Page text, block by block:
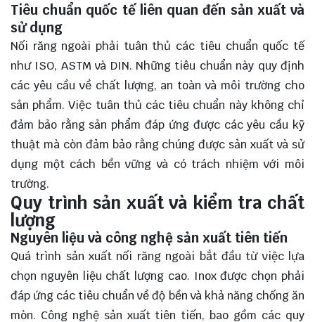
Tiêu chuẩn quốc tế liên quan đến sản xuất và
sử dụng
Nối răng ngoài phải tuân thủ các tiêu chuẩn quốc tế
như ISO, ASTM và DIN. Những tiêu chuẩn này quy định
các yêu cầu về chất lượng, an toàn và môi trường cho
sản phẩm. Việc tuân thủ các tiêu chuẩn này không chỉ
đảm bảo rằng sản phẩm đáp ứng được các yêu cầu kỹ
thuật mà còn đảm bảo rằng chúng được sản xuất và sử
dụng một cách bền vững và có trách nhiệm với môi
trường.
Quy trình sản xuất và kiểm tra chất
lượng
Nguyên liệu và công nghệ sản xuất tiên tiến
Quá trình sản xuất nối răng ngoài bắt đầu từ việc lựa
chọn nguyên liệu chất lượng cao. Inox được chọn phải
đáp ứng các tiêu chuẩn về độ bền và khả năng chống ăn
mòn. Công nghệ sản xuất tiên tiến, bao gồm các quy